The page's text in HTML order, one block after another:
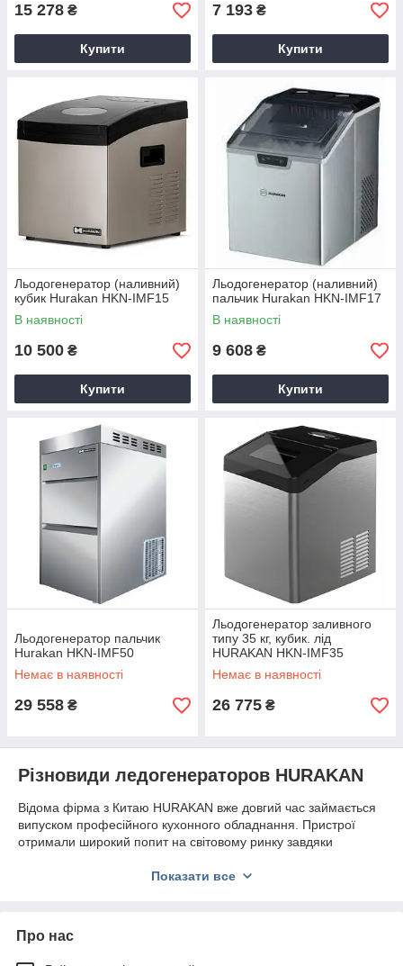
15 278 ₴
Купити
7 193 ₴
Купити
Льодогенератор (наливний)
кубик Hurakan HKN-IMF15
В наявності
10 500 ₴
Купити
Льодогенератор (наливний)
пальчик Hurakan HKN-IMF17
В наявності
9 608 ₴
Купити
Льодогенератор пальчик
Hurakan HKN-IMF50
Немає в наявності
29 558 ₴
Льодогенератор заливного
типу 35 кг, кубик. лід
HURAKAN HKN-IMF35
Немає в наявності
26 775 ₴
Різновиди ледогенераторов HURAKAN
Відома фірма з Китаю HURAKAN вже довгий час займається
випуском професійного кухонного обладнання. Пристрої
отримали широкий попит на світовому ринку завдяки
Для виготовлення корпусу застосовується спеціалізована
можливість
Показати все
Про нас